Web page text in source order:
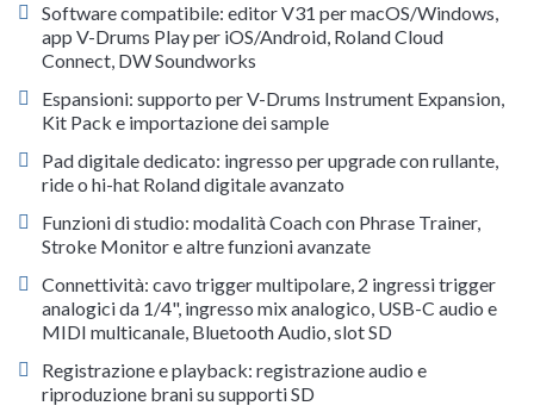
Software compatibile: editor V31 per macOS/Windows,
app V-Drums Play per iOS/Android, Roland Cloud
Connect, DW Soundworks
Espansioni: supporto per V-Drums Instrument Expansion,
Kit Pack e importazione dei sample
Pad digitale dedicato: ingresso per upgrade con rullante,
ride o hi-hat Roland digitale avanzato
Funzioni di studio: modalità Coach con Phrase Trainer,
Stroke Monitor e altre funzioni avanzate
Connettività: cavo trigger multipolare, 2 ingressi trigger
analogici da 1/4", ingresso mix analogico, USB-C audio e
MIDI multicanale, Bluetooth Audio, slot SD
Registrazione e playback: registrazione audio e
riproduzione brani su supporti SD